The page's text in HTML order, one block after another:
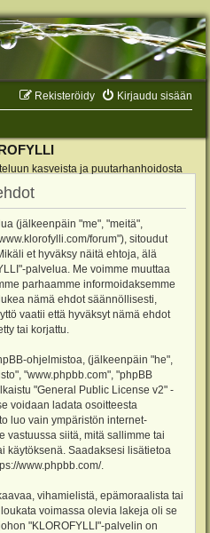
Kirjaudu sisään
Rekisteröidy
kasveista ja puutarhanhoidosta
(jälkeenpäin "me", "meitä",
forum"), sitoudut
et hyväksy näitä ehtoja, älä
palvelua. Me voimme muuttaa
parhaamme informoidaksemme
nämä ehdot säännöllisesti,
vaatii että hyväksyt nämä ehdot
tai korjattu.
ohjelmistoa, (jälkeenpäin "he",
"www.phpbb.com", "phpBB
"General Public License v2" -
voidaan ladata osoitteesta
luo vain ympäristön internet-
vastuussa siitä, mitä sallimme tai
käytöksenä. Saadaksesi lisätietoa
www.phpbb.com/.
vihamielistä, epämoraalista tai
voimassa olevia lakeja oli se
"KLOROFYLLI"-palvelin on